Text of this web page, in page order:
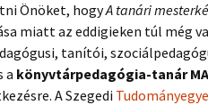
Önöket, hogyA tanári
miatt az eddigieken túl még
tanítói,
a könyvtárpedagógia-tanár MA
A Szegedi